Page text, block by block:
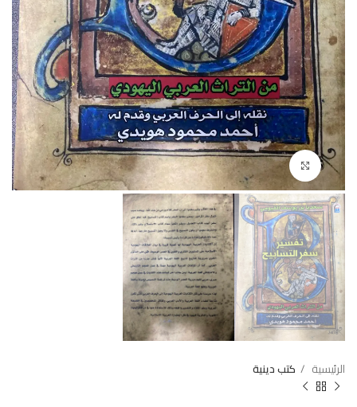
Click to enlarge
الرئيسية كتب دينية